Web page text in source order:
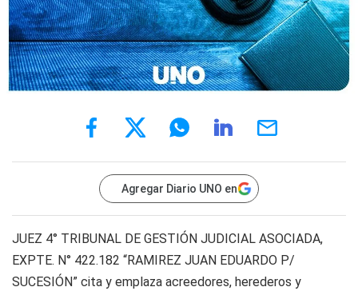
Agregar Diario UNO en
JUEZ 4° TRIBUNAL DE GESTIÓN JUDICIAL ASOCIADA,
EXPTE. N° 422.182 “RAMIREZ JUAN EDUARDO P/
SUCESIÓN” cita y emplaza acreedores, herederos y